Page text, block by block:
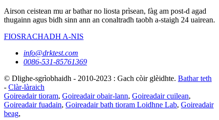
Airson ceistean mu ar bathar no liosta prìsean, fàg am post-d agad
thugainn agus bidh sinn ann an conaltradh taobh a-staigh 24 uairean.
FIOSRACHADH A-NIS
info@drktest.com
0086-531-85761369
© Dlighe-sgrìobhaidh - 2010-2023 : Gach còir glèidhte. Bathar teth
- Clàr-làraich
Goireadair tioram, Goireadair obair-lann, Goireadair cuilean,
Goireadair fuadain, Goireadair bath tioram Loidhne Lab, Goireadair
beag,